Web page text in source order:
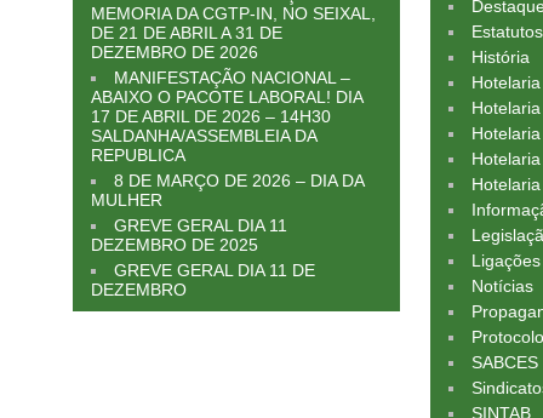
MEMORIA DA CGTP-IN, NO SEIXAL,
DE 21 DE ABRIL A 31 DE
DEZEMBRO DE 2026
MANIFESTAÇÃO NACIONAL –
ABAIXO O PACOTE LABORAL! DIA
17 DE ABRIL DE 2026 – 14H30
SALDANHA/ASSEMBLEIA DA
REPUBLICA
8 DE MARÇO DE 2026 – DIA DA
MULHER
GREVE GERAL DIA 11
DEZEMBRO DE 2025
GREVE GERAL DIA 11 DE
DEZEMBRO
Estatutos
História
Ligações
Notícias
SABCES
SINTAB